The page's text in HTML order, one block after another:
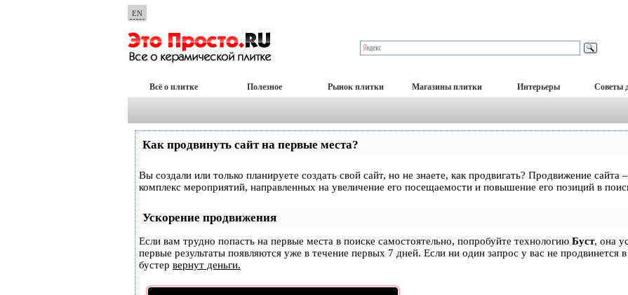
EN
Всё о плитке Полезное Рынок плитки Магазины плитки Интерьеры Советы
Как продвинуть сайт на первые места?
Вы создали или только планируете создать свой сайт, но не знаете, как продвигать? Продвижение сайта
комплекс мероприятий, направленных на увеличение его посещаемости и повышение его позиций в
Ускорение продвижения
Если вам трудно попасть на первые места в поиске самостоятельно, попробуйте технологию Буст, она
первые результаты появляются уже в течение первых 7 дней. Если ни один запрос у вас не продвинется
бустер вернут деньги.